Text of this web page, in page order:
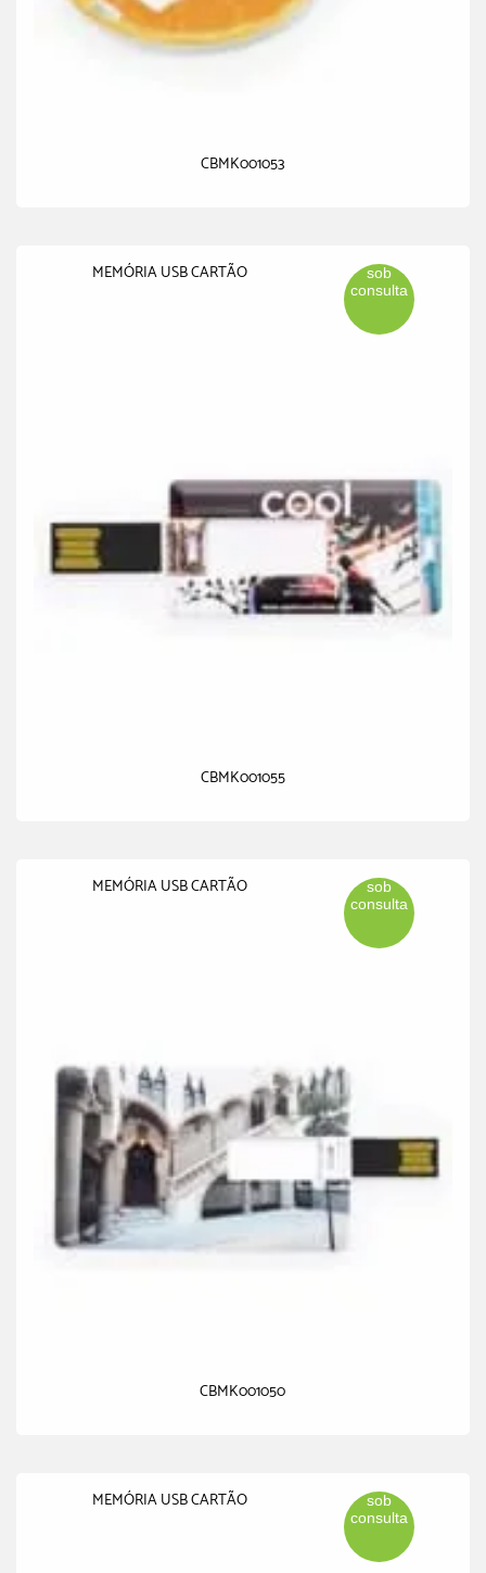
CBMK001053
MEMÓRIA USB CARTÃO
sob
consulta
CBMK001055
MEMÓRIA USB CARTÃO
sob
consulta
CBMK001050
MEMÓRIA USB CARTÃO
sob
consulta